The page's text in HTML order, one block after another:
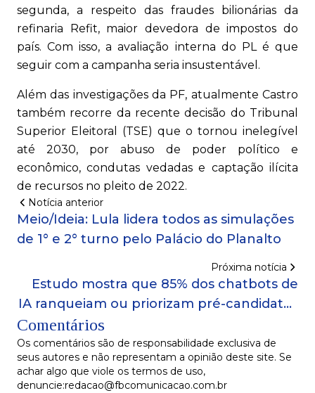
segunda, a respeito das fraudes bilionárias da
refinaria Refit, maior devedora de impostos do
país. Com isso, a avaliação interna do PL é que
seguir com a campanha seria insustentável.
Além das investigações da PF, atualmente Castro
também recorre da recente decisão do Tribunal
Superior Eleitoral (TSE) que o tornou inelegível
até 2030, por abuso de poder político e
econômico, condutas vedadas e captação ilícita
de recursos no pleito de 2022.
Notícia anterior
Meio/Ideia: Lula lidera todos as simulações
de 1° e 2° turno pelo Palácio do Planalto
Próxima notícia
Estudo mostra que 85% dos chatbots de
IA ranqueiam ou priorizam pré-candidatos
Comentários
Os comentários são de responsabilidade exclusiva de
seus autores e não representam a opinião deste site. Se
achar algo que viole os termos de uso,
denuncie:redacao@fbcomunicacao.com.br